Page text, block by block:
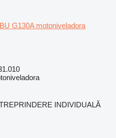
G130A motoniveladora
INDIVIDUALĂ